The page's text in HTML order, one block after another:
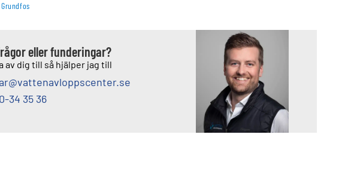
Grundfos
eller funderingar?
av dig till så hjälper jag till
34 35 36